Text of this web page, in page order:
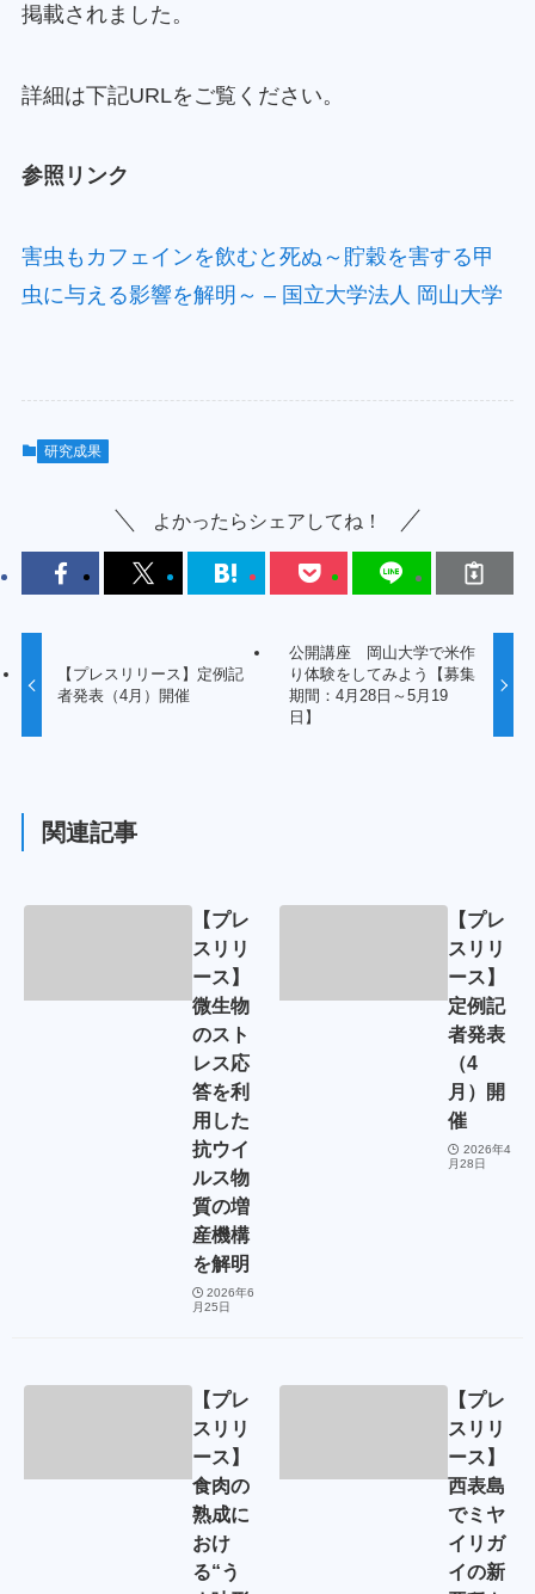
掲載されました。
詳細は下記URLをご覧ください。
参照リンク
害虫もカフェインを飲むと死ぬ～貯穀を害する甲
虫に与える影響を解明～ – 国立大学法人 岡山大学
研究成果
よかったらシェアしてね！
【プレスリリース】定例記
者発表（4月）開催
公開講座 岡山大学で米作
り体験をしてみよう【募集
期間：4月28日～5月19
日】
関連記事
【プレ
スリリ
ース】
微生物
のスト
レス応
答を利
用した
抗ウイ
ルス物
質の増
産機構
を解明
2026年6
月25日
【プレ
スリリ
ース】
定例記
者発表
（4
月）開
催
2026年4
月28日
【プレ
スリリ
ース】
食肉の
熟成に
おけ
る“う
【プレ
スリリ
ース】
西表島
でミヤ
イリガ
イの新